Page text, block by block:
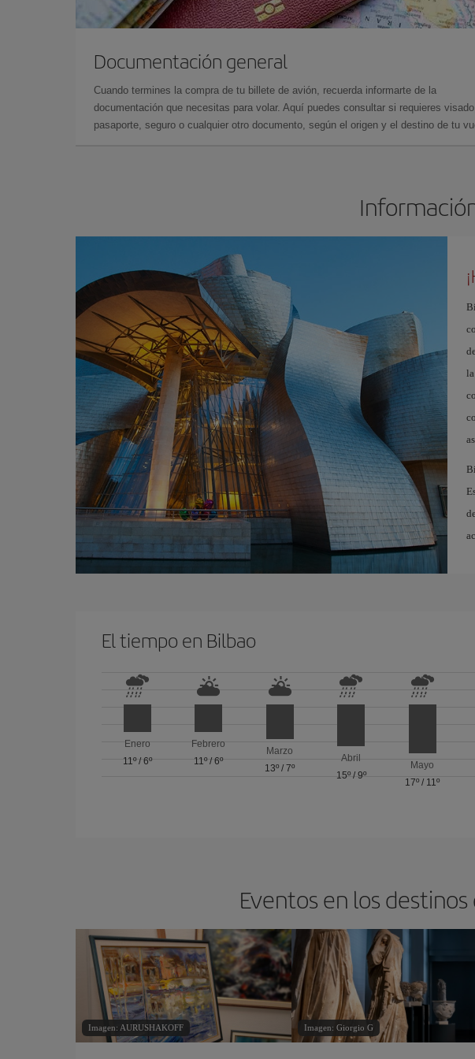
Documentación general
Cuando termines la compra de tu billete de avión, recuerda informarte de la
documentación que necesitas para volar. Aquí puedes consultar si requieres
pasaporte, seguro o cualquier otro documento, según el origen y el destino de tu
de
El tiempo en Bilbao
Enero
11º/ 6º
Febrero
11º/6º
Marzo
13º /7º
Abril
15º/ 9º
Mayo
17º / 11º
Eventos en los
Imagen: AURUSHAKOFF Imagen: Giorgio G